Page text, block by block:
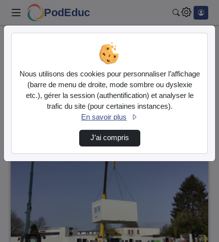
PodEduc
17 vidéos trouvées
Audio Vidéo
Direction de tri
Nous utilisons des cookies pour personnaliser l’affichage
(barre de menu de droite, mode sombre ou dyslexie
etc.), gérer la session (authentification) et analyser le
trafic du site (pour certaines instances).
En savoir plus
J’ai compris